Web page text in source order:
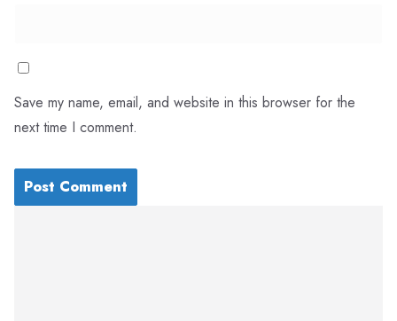
Save my name, email, and website in this browser for the
next time I comment.